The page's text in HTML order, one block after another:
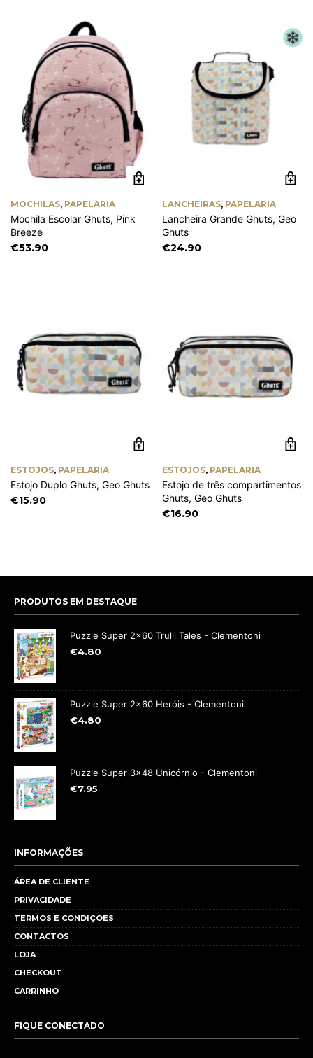
MOCHILAS, PAPELARIA
Mochila Escolar Ghuts, Pink
Breeze
€53.90
LANCHEIRAS, PAPELARIA
Lancheira Grande Ghuts, Geo
Ghuts
€24.90
ESTOJOS, PAPELARIA
Estojo Duplo Ghuts, Geo Ghuts
€15.90
ESTOJOS, PAPELARIA
Estojo de três compartimentos
Ghuts, Geo Ghuts
€16.90
PRODUTOS EM DESTAQUE
Puzzle Super 2x60 Trulli Tales - Clementoni
€4.80
Puzzle Super 2x60 Heróis - Clementoni
€4.80
Puzzle Super 3x48 Unicórnio - Clementoni
€7.95
INFORMAÇÕES
ÁREA DE CLIENTE
PRIVACIDADE
TERMOS E CONDIÇOES
CONTACTOS
LOJA
CHECKOUT
CARRINHO
FIQUE CONECTADO